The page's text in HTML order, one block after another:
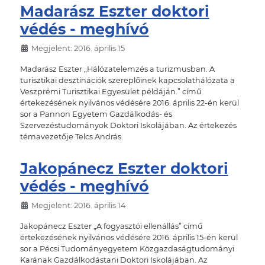
Madarász Eszter doktori
védés - meghívó
Megjelent: 2016. április 15
Madarász Eszter „Hálózatelemzés a turizmusban. A
turisztikai desztinációk szereplőinek kapcsolathálózata a
Veszprémi Turisztikai Egyesület példáján.” című
értekezésének nyilvános védésére 2016. április 22-én kerül
sor a Pannon Egyetem Gazdálkodás- és
Szervezéstudományok Doktori Iskolájában. Az értekezés
témavezetője Telcs András.
Jakopánecz Eszter doktori
védés - meghívó
Megjelent: 2016. április 14
Jakopánecz Eszter „A fogyasztói ellenállás” című
értekezésének nyilvános védésére 2016. április 15-én kerül
sor a Pécsi Tudományegyetem Közgazdaságtudományi
Karának Gazdálkodástani Doktori Iskolájában. Az